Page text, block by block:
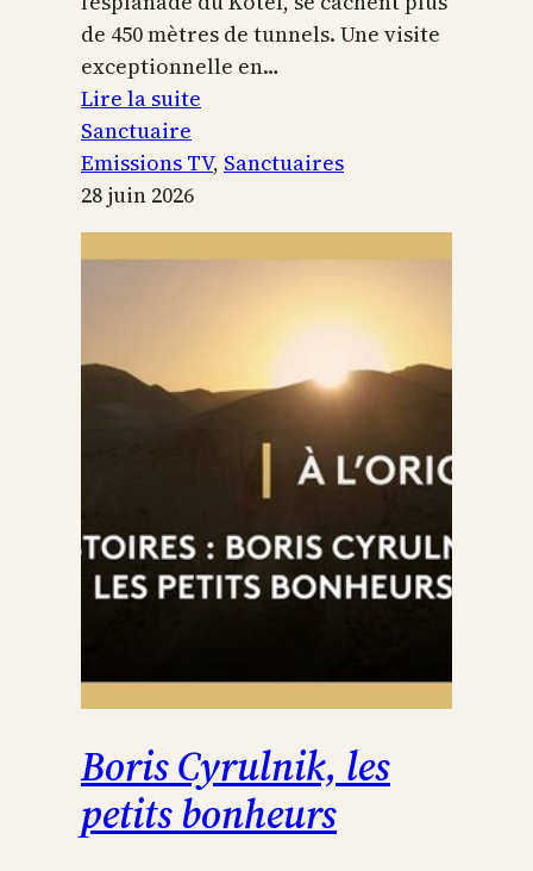
de 450 mètres de tunnels. Une visite
exceptionnelle en…
Lire la suite
Temple
Jérusalem
Sanctuaire
Emissions TV, Sanctuaires
28 juin 2026
Boris Cyrulnik, les
petits bonheurs